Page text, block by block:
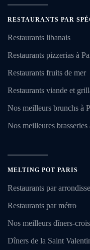
RESTAURANTS PAR
Restaurants libanais
Restaurants pizzerias à
Restaurants fruits de mer
Restaurants viande et
Nos meilleurs brunchs à
Nos meilleures brasseries
MELTING POT PARIS
Restaurants par
Restaurants par métro
Nos meilleurs dîners-
Dîners de la Saint